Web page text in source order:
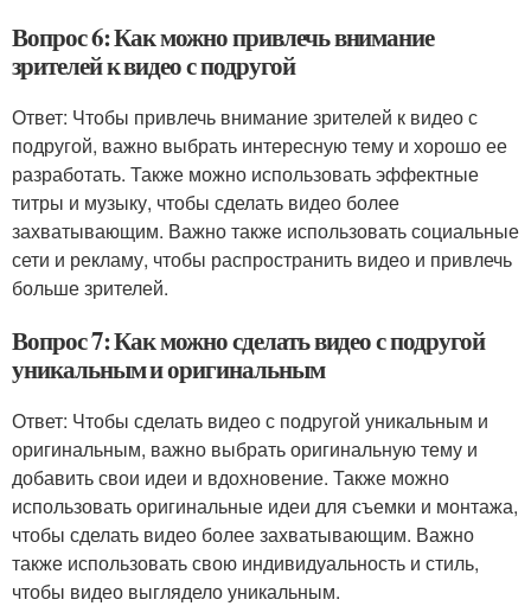
Вопрос 6: Как можно привлечь внимание
зрителей к видео с подругой
Ответ: Чтобы привлечь внимание зрителей к видео с
подругой, важно выбрать интересную тему и хорошо ее
разработать. Также можно использовать эффектные
титры и музыку, чтобы сделать видео более
захватывающим. Важно также использовать социальные
сети и рекламу, чтобы распространить видео и привлечь
больше зрителей.
Вопрос 7: Как можно сделать видео с подругой
уникальным и оригинальным
Ответ: Чтобы сделать видео с подругой уникальным и
оригинальным, важно выбрать оригинальную тему и
добавить свои идеи и вдохновение. Также можно
использовать оригинальные идеи для съемки и монтажа,
чтобы сделать видео более захватывающим. Важно
также использовать свою индивидуальность и стиль,
чтобы видео выглядело уникальным.